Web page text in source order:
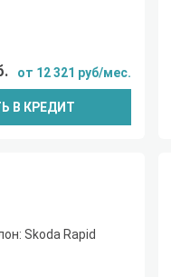
от 12 321 руб/мес.
В КРЕДИТ